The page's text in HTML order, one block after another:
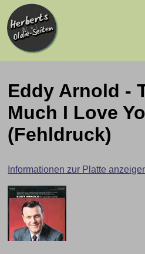
Eddy Arnold -
Much I Love
(Fehldruck)
Informationen zur Platte